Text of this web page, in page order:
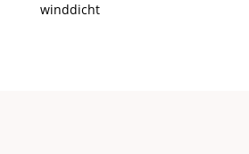
winddicht